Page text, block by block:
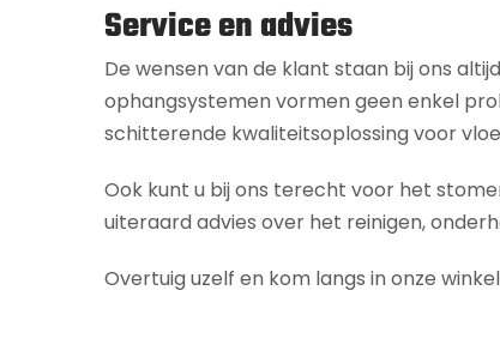
Service en advies
De wensen van de klant staan bij ons
ophangsystemen vormen geen enkel
schitterende kwaliteitsoplossing voor
Ook kunt u bij ons terecht voor het
uiteraard advies over het reinigen,
Overtuig uzelf en kom langs in onze